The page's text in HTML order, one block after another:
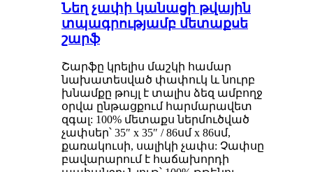
Նեղ չափի կանացի թվային
տպագրությամբ մետաքսե
շարֆ
Շարֆը կրելիս մաշկի համար
նախատեսված փափուկ և նուրբ
խնամքը թույլ է տալիս ձեզ ամբողջ
օրվա ընթացքում հարմարավետ
զգալ: 100% մետաքս ներմուծված
չափսեր՝ 35″ x 35″ / 86սմ x 86սմ,
քառակուսի, սալիկի չափս: Չափսը
բավարարում է հաճախորդի